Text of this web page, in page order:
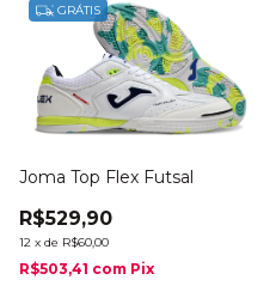
GRÁTIS
Joma Top Flex Futsal
R$529,90
12 x de R$60,00
R$503,41 com Pix